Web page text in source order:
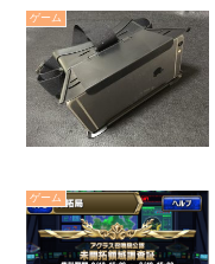
ゲーム
ゲーム